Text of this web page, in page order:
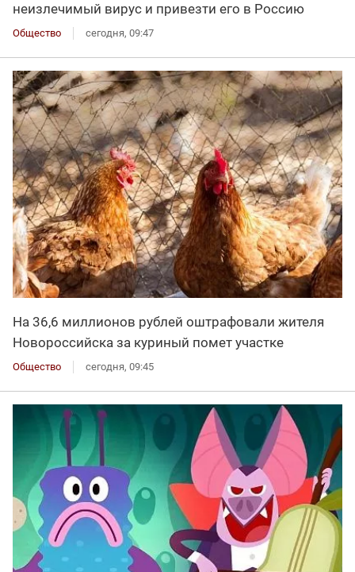
неизлечимый вирус и привезти его в Россию
Общество сегодня, 09:47
На 36,6 миллионов рублей оштрафовали жителя
Новороссийска за куриный помет участке
Общество сегодня, 09:45